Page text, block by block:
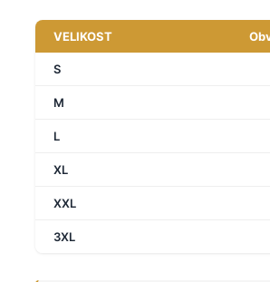
VELIKOST
S
M
L
XL
XXL
3XL